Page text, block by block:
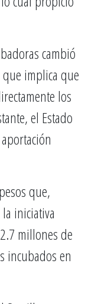
cambió
implica que
los
el Estado
que,
iniciativa
millones de
incubados en